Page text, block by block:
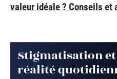
valeur idéale ? Conseils et
Stigmatisation
réalité